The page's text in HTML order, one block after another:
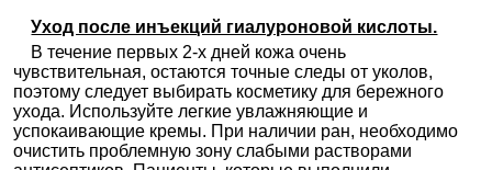
Уход после инъекций гиалуроновой кислоты.
В течение первых 2-х дней кожа очень
чувствительная, остаются точные следы от уколов,
поэтому следует выбирать косметику для бережного
ухода. Используйте легкие увлажняющие и
успокаивающие кремы. При наличии ран, необходимо
очистить проблемную зону слабыми растворами